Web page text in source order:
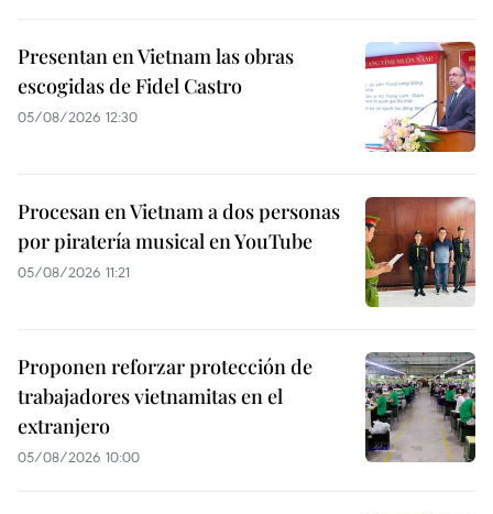
Presentan en Vietnam las obras
escogidas de Fidel Castro
05/08/2026 12:30
Procesan en Vietnam a dos personas
por piratería musical en YouTube
05/08/2026 11:21
Proponen reforzar protección de
trabajadores vietnamitas en el
extranjero
05/08/2026 10:00